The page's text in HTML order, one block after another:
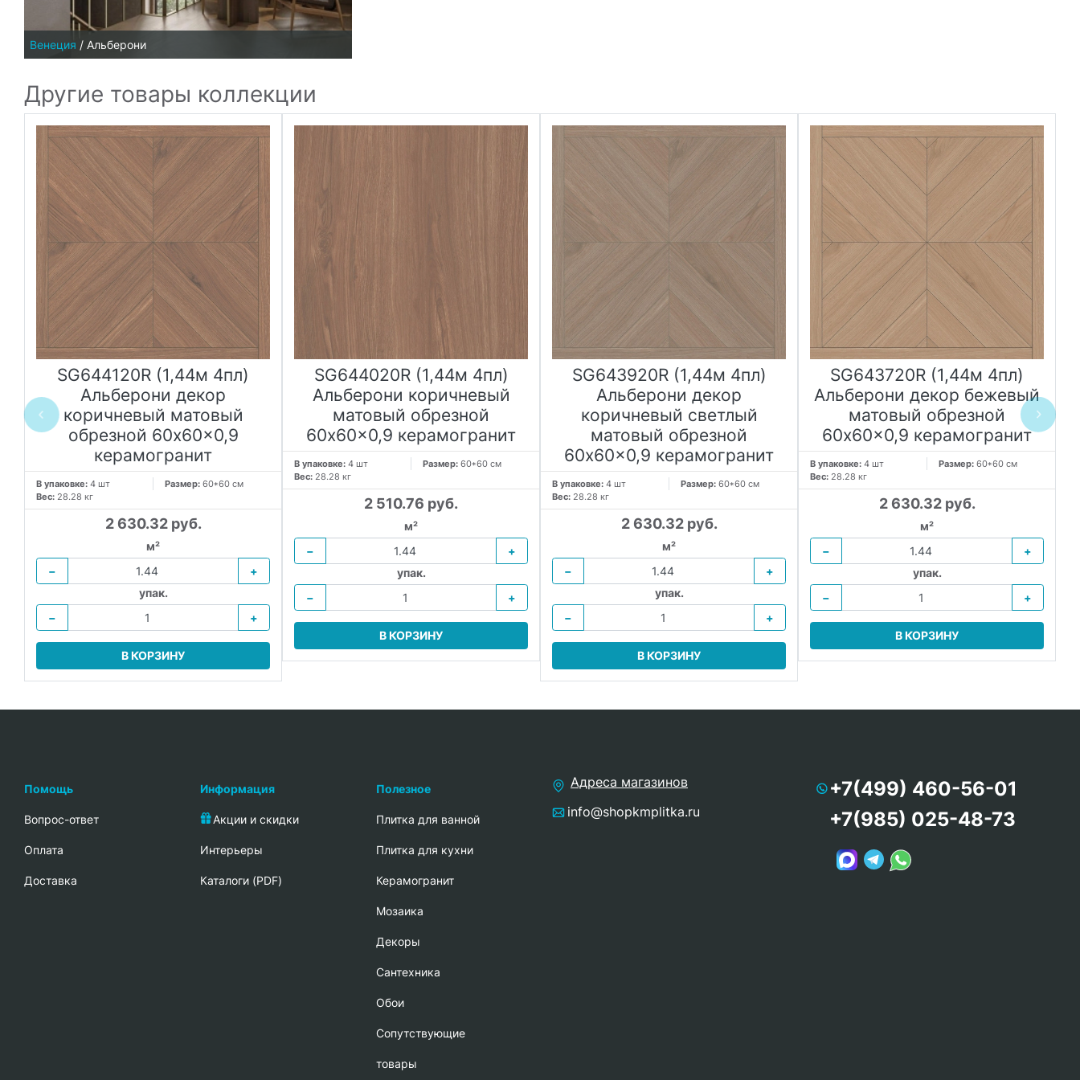
Венеция / Альберони
Другие товары коллекции
SG644120R (1,44м 4пл)
Альберони декор
коричневый матовый
обрезной 60x60x0,9
керамогранит
В упаковке: 4 шт Размер: 60*60 см
Вес: 28.28 кг
2 630.32 руб.
м²
−
+
упак.
−
+
В КОРЗИНУ
SG644020R (1,44м 4пл)
Альберони коричневый
матовый обрезной
60x60x0,9 керамогранит
В упаковке: 4 шт Размер: 60*60 см
Вес: 28.28 кг
2 510.76 руб.
м²
−
+
упак.
−
+
В КОРЗИНУ
SG643920R (1,44м 4пл)
Альберони декор
коричневый светлый
матовый обрезной
60x60x0,9 керамогранит
В упаковке: 4 шт Размер: 60*60 см
Вес: 28.28 кг
2 630.32 руб.
м²
−
+
упак.
−
+
В КОРЗИНУ
SG643720R (1,44м 4пл)
Альберони декор бежевый
матовый обрезной
60x60x0,9 керамогранит
В упаковке: 4 шт Размер: 60*60 см
Вес: 28.28 кг
2 630.32 руб.
м²
−
+
упак.
−
+
В КОРЗИНУ
Помощь
Вопрос-ответ
Oплата
Доставка
Информация
Акции и скидки
Интерьеры
Каталоги (PDF)
Полезное
Плитка для ванной
Плитка для кухни
Керамогранит
Мозаика
Декоры
Сантехника
Обои
Сопутствующие
товары
Адреса магазинов
info@shopkmplitka.ru
+7(499) 460-56-01
+7(985) 025-48-73